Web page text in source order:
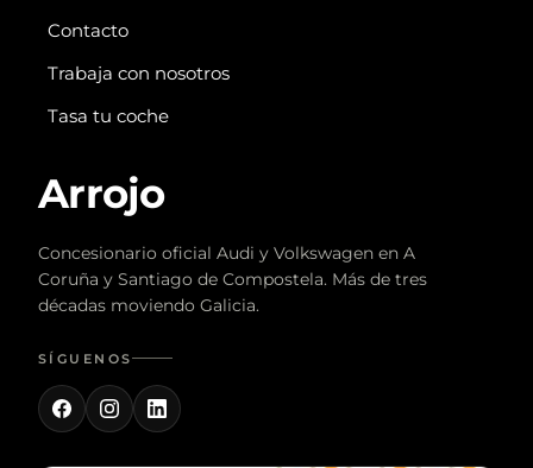
Contacto
Trabaja con nosotros
Tasa tu coche
Arrojo
Concesionario oficial Audi y Volkswagen en A
Coruña y Santiago de Compostela. Más de tres
décadas moviendo Galicia.
SÍGUENOS